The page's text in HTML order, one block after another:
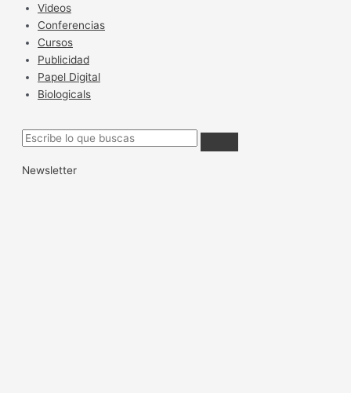
Videos
Conferencias
Cursos
Publicidad
Papel Digital
Biologicals
Newsletter